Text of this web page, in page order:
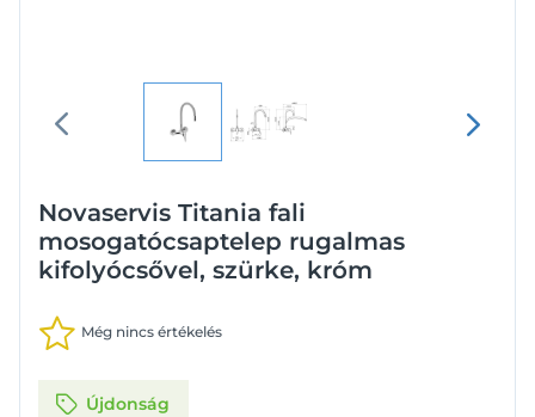
Novaservis Titania fali
mosogatócsaptelep rugalmas
kifolyócsővel, szürke, króm
Még nincs értékelés
Újdonság